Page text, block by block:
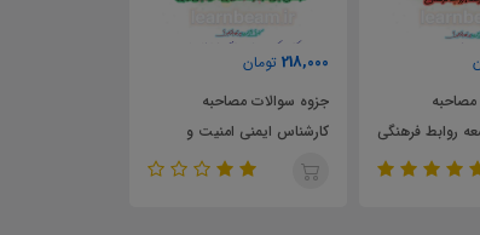
جزوه سوالات مصاحبه
کارشناس ایمنی امنیت و
حفاظت دریایی 2 گروه ایمنی
جزوه سوالات مصاحبه
کارشناس امور دریایی
استخدامی سازمان بنادر و